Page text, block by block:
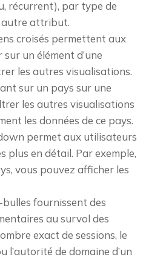
récurrent), par type de
attribut.
croisés permettent aux
un élément d’une
les autres visualisations.
sur un pays sur une
les autres visualisations
les données de ce pays.
permet aux utilisateurs
plus en détail. Par exemple,
vous pouvez afficher les
bulles fournissent des
au survol des
exact de sessions, le
l’autorité de domaine d’un